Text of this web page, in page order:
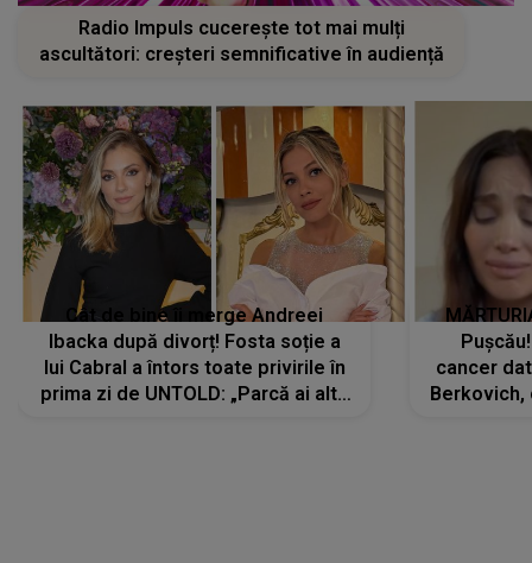
Radio Impuls cucerește tot mai mulți
ascultători: creșteri semnificative în audiență
Cât de bine îi merge Andreei
Ibacka după divorț! Fosta soție a
lui Cabral a întors toate privirile în
prima zi de UNTOLD: „Parcă ai altă
cancer